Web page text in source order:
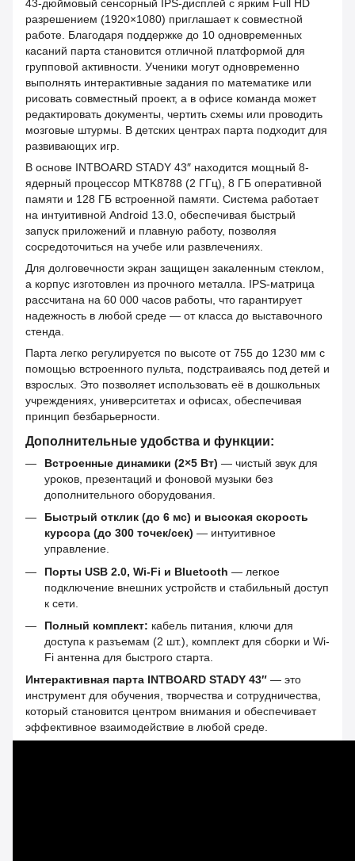
43-дюймовый сенсорный IPS-дисплей с ярким Full HD
разрешением (1920×1080) приглашает к совместной
работе. Благодаря поддержке до 10 одновременных
касаний парта становится отличной платформой для
групповой активности. Ученики могут одновременно
выполнять интерактивные задания по математике или
рисовать совместный проект, а в офисе команда может
редактировать документы, чертить схемы или проводить
мозговые штурмы. В детских центрах парта подходит для
развивающих игр.
В основе INTBOARD STADY 43″ находится мощный 8-
ядерный процессор MTK8788 (2 ГГц), 8 ГБ оперативной
памяти и 128 ГБ встроенной памяти. Система работает
на интуитивной Android 13.0, обеспечивая быстрый
запуск приложений и плавную работу, позволяя
сосредоточиться на учебе или развлечениях.
Для долговечности экран защищен закаленным стеклом,
а корпус изготовлен из прочного металла. IPS-матрица
рассчитана на 60 000 часов работы, что гарантирует
надежность в любой среде — от класса до выставочного
стенда.
Парта легко регулируется по высоте от 755 до 1230 мм с
помощью встроенного пульта, подстраиваясь под детей и
взрослых. Это позволяет использовать её в дошкольных
учреждениях, университетах и офисах, обеспечивая
принцип безбарьерности.
Дополнительные удобства и функции:
Встроенные динамики (2×5 Вт) — чистый звук для
уроков, презентаций и фоновой музыки без
дополнительного оборудования.
Быстрый отклик (до 6 мс) и высокая скорость
курсора (до 300 точек/сек) — интуитивное
управление.
Порты USB 2.0, Wi-Fi и Bluetooth — легкое
подключение внешних устройств и стабильный доступ
к сети.
Полный комплект: кабель питания, ключи для
доступа к разъемам (2 шт.), комплект для сборки и Wi-
Fi антенна для быстрого старта.
Интерактивная парта INTBOARD STADY 43″ — это
инструмент для обучения, творчества и сотрудничества,
который становится центром внимания и обеспечивает
эффективное взаимодействие в любой среде.